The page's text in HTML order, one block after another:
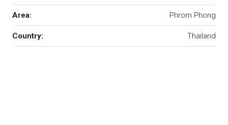
Area: Phrom Phong
Country: Thailand